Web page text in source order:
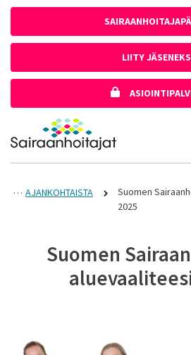
LIITY
Etusivulle
AJANKOHTAISTA
Suomen
2025
Suomen